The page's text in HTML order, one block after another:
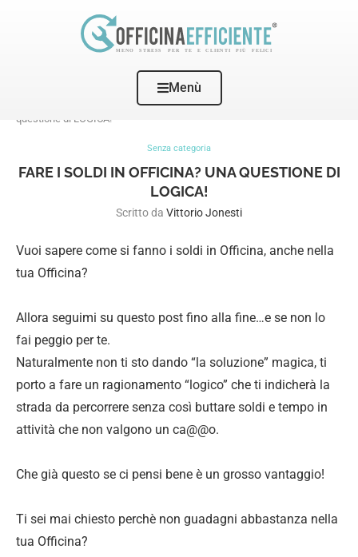
Menù
Senza categoria
FARE i soldi in Officina? Una
questione di LOGICA!
Senza categoria
FARE I SOLDI IN OFFICINA? UNA QUESTIONE DI
LOGICA!
Scritto da Vittorio Jonesti
Vuoi sapere come si fanno i soldi in Officina, anche nella
tua Officina?
Allora seguimi su questo post fino alla fine…e se non lo
fai peggio per te.
Naturalmente non ti sto dando “la soluzione” magica, ti
porto a fare un ragionamento “logico” che ti indicherà la
strada da percorrere senza così buttare soldi e tempo in
attività che non valgono un ca@@o.
Che già questo se ci pensi bene è un grosso vantaggio!
Ti sei mai chiesto perchè non guadagni abbastanza nella
tua Officina?